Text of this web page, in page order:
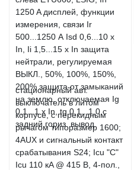
стационарный авт.
выключатель в литом
корпусе, с перекидным
рычагом типоразмер 1600;
4AUX и сигнальный контакт
срабатывания S24; Icu "C"
Icu 110 кA @ 415 В, 4-пол.,